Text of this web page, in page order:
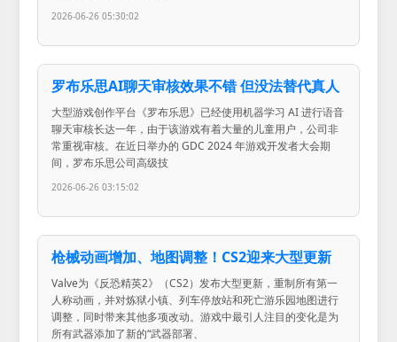
2026-06-26 05:30:02
罗布乐思AI聊天审核效果不错 但没法替代真人
大型游戏创作平台《罗布乐思》已经使用机器学习 AI 进行语音
聊天审核长达一年，由于该游戏有着大量的儿童用户，公司非
常重视审核。在近日举办的 GDC 2024 年游戏开发者大会期
间，罗布乐思公司高级技
2026-06-26 03:15:02
枪械动画增加、地图调整！CS2迎来大型更新
Valve为《反恐精英2》（CS2）发布大型更新，重制所有第一
人称动画，并对炼狱小镇、列车停放站和死亡游乐园地图进行
调整，同时带来其他多项改动。游戏中最引人注目的变化是为
所有武器添加了新的“武器部署、